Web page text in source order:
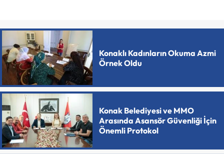
Konaklı Kadınların Okuma Azmi
Örnek Oldu
Konak Belediyesi ve MMO
Arasında Asansör Güvenliği İçin
Önemli Protokol